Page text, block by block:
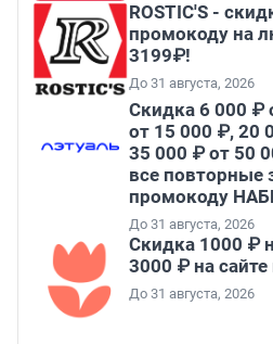
ROSTIC'S -
промокоду на
3199₽!
До 31 августа, 2026
Скидка 6 000 ₽
от 15 000 ₽, 20
35 000 ₽ от 50
все повторные
промокоду
До 31 августа, 2026
Скидка 1000 ₽
3000 ₽ на
До 31 августа, 2026